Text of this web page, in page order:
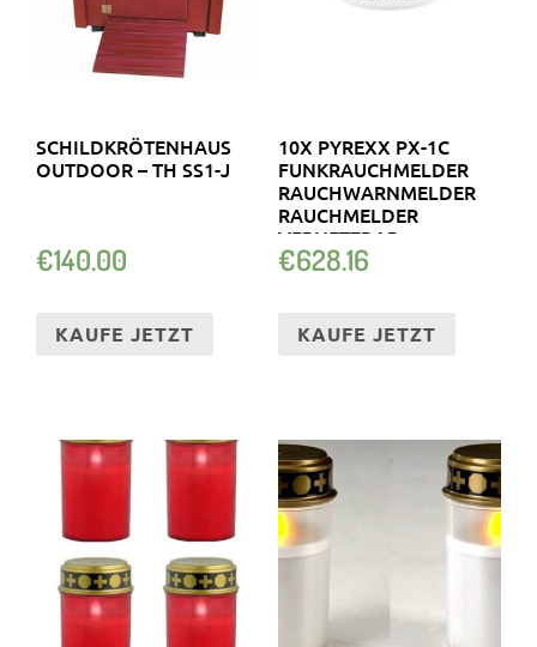
SCHILDKRÖTENHAUS
OUTDOOR – TH SS1-J
€140.00
KAUFE JETZT
10X PYREXX PX-1C
FUNKRAUCHMELDER
RAUCHWARNMELDER
RAUCHMELDER
VERNETZBAR
€628.16
KAUFE JETZT